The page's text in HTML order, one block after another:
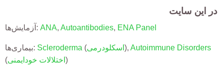
در این سایت
آزمایش‌ها: ANA, Autoantibodies, ENA Panel
بیماری‌ها: Scleroderma (اسکلودرمی ), Autoimmune Disorders
(اختلالات خودایمنی )